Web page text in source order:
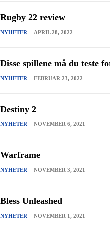
Rugby 22 review
NYHETER APRIL 28, 2022
Disse spillene må du teste
NYHETER FEBRUAR 23, 2022
Destiny 2
NYHETER NOVEMBER 6, 2021
Warframe
NYHETER NOVEMBER 3, 2021
Bless Unleashed
NYHETER NOVEMBER 1, 2021